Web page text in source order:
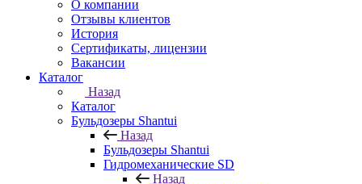
О компании
Отзывы клиентов
История
Сертификаты, лицензии
Вакансии
Каталог
Назад
Каталог
Бульдозеры Shantui
Назад
Бульдозеры Shantui
Гидромеханические SD
Назад